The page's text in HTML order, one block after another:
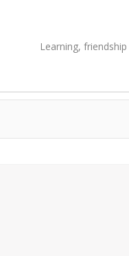
Learning,